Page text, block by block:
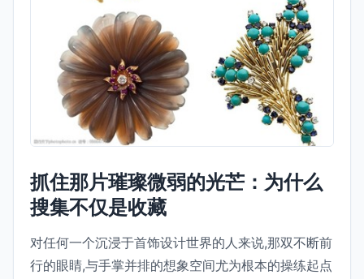
抓住那片璀璨微弱的光芒：为什么
搜集不仅是收藏
对任何一个沉浸于首饰设计世界的人来说,那双不断前
行的眼睛,与手掌并排的想象空间尤为根本的操练起点